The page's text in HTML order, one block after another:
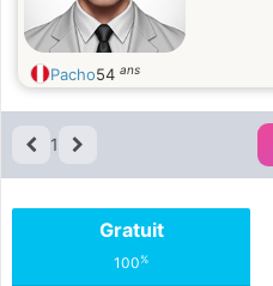
Pacho54 ans
1
Gratuit
100%